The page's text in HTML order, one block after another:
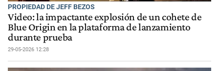
PROPIEDAD DE JEFF BEZOS
Video: la impactante explosión de un cohete de
Blue Origin en la plataforma de lanzamiento
durante prueba
29-05-2026 12:28